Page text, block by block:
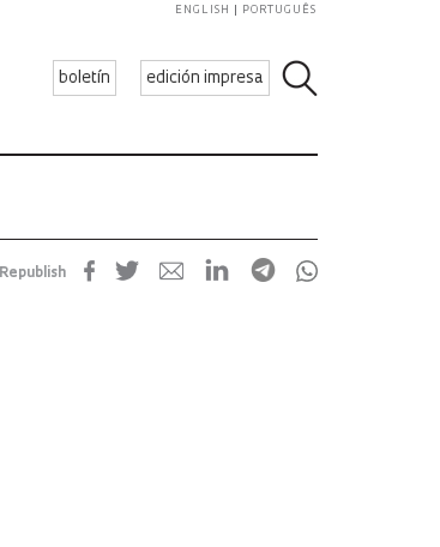
boletín edición impresa
ENGLISH PORTUGUÊS
Republish